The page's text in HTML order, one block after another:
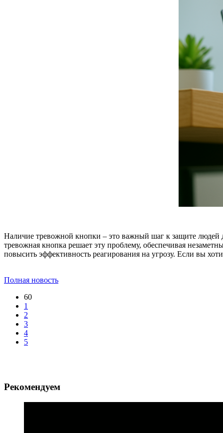
Наличие тревожной кнопки – это важный шаг к защите людей
тревожная кнопка решает эту проблему, обеспечивая
повысить эффективность реагирования на угрозу. Если вы
Полная новость
60
1
2
3
4
5
Рекомендуем